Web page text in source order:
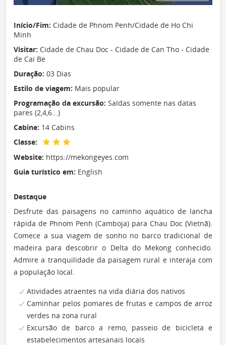
Início/Fim: Cidade de Phnom Penh/Cidade de Ho Chi
Minh
Visitar: Cidade de Chau Doc - Cidade de Can Tho - Cidade
de Cai Be
Duração: 03 Dias
Estilo de viagem: Mais popular
Programação da excursão: Saídas somente nas datas
pares (2,4,6...)
Cabine: 14 Cabins
Classe:
Website: https://mekongeyes.com
Guia turístico em: English
Destaque
Desfrute das paisagens no caminho aquático de lancha
rápida de Phnom Penh (Camboja) para Chau Doc (Vietnã).
Comece a sua viagem de sonho no barco tradicional de
madeira para descobrir o Delta do Mekong conhecido.
Admire a tranquilidade da paisagem rural e interaja com
a população local.
Atividades atraentes na vida diária dos nativos
Caminhar pelos pomares de frutas e campos de arroz
verdes na zona rural
Excursão de barco a remo, passeio de bicicleta e
estabelecimentos artesanais locais